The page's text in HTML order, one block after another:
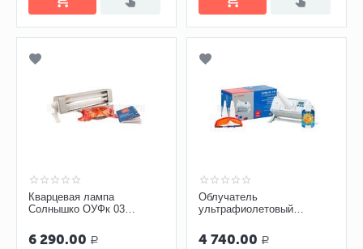
Кварцевая лампа
Солнышко ОУФк 03
6 290.00 Р
Облучатель
ультрафиолетовый
ОУФК-01-1М с таймером
4 740.00 Р